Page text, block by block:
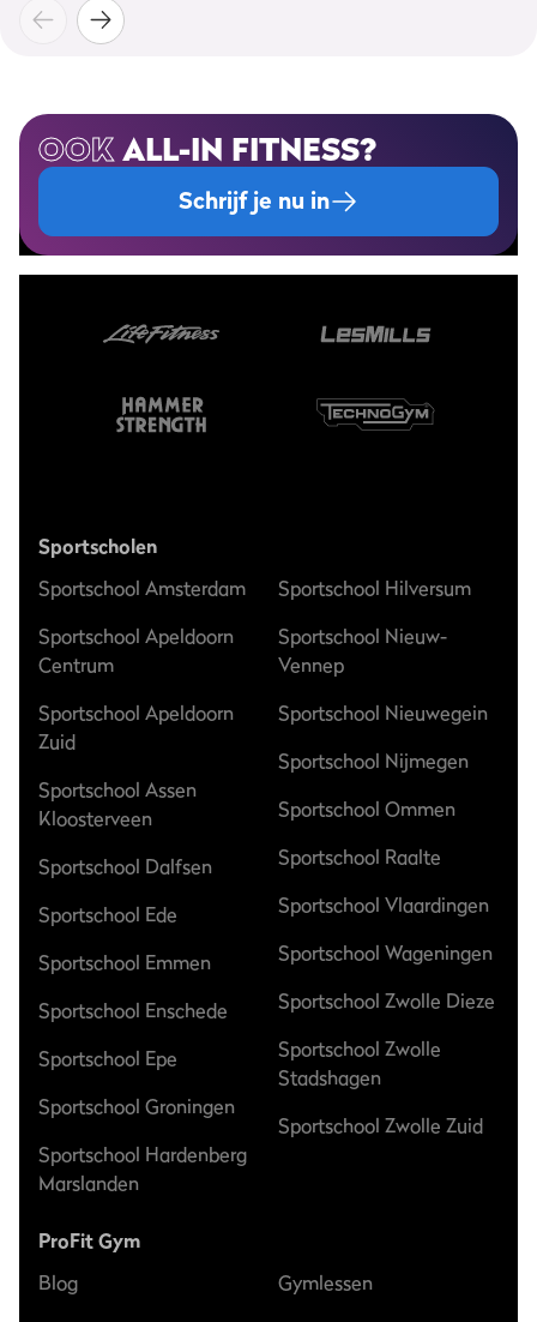
OOKALL-IN FITNESS?
Schrijf je nu in
Sportscholen
Sportschool Amsterdam
Sportschool Apeldoorn
Centrum
Sportschool Apeldoorn
Zuid
Sportschool Assen
Kloosterveen
Sportschool Dalfsen
Sportschool Ede
Sportschool Emmen
Sportschool Enschede
Sportschool Epe
Sportschool Groningen
Sportschool Hardenberg
Marslanden
Sportschool Hilversum
Sportschool Nieuw-
Vennep
Sportschool Nieuwegein
Sportschool Nijmegen
Sportschool Ommen
Sportschool Raalte
Sportschool Vlaardingen
Sportschool Wageningen
Sportschool Zwolle Dieze
Sportschool Zwolle
Stadshagen
Sportschool Zwolle Zuid
ProFit Gym
Blog
Gymlessen